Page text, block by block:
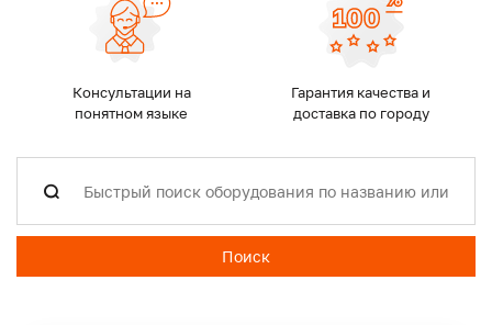
Поиск
Консультации на
понятном языке
Гарантия качества и
доставка по городу